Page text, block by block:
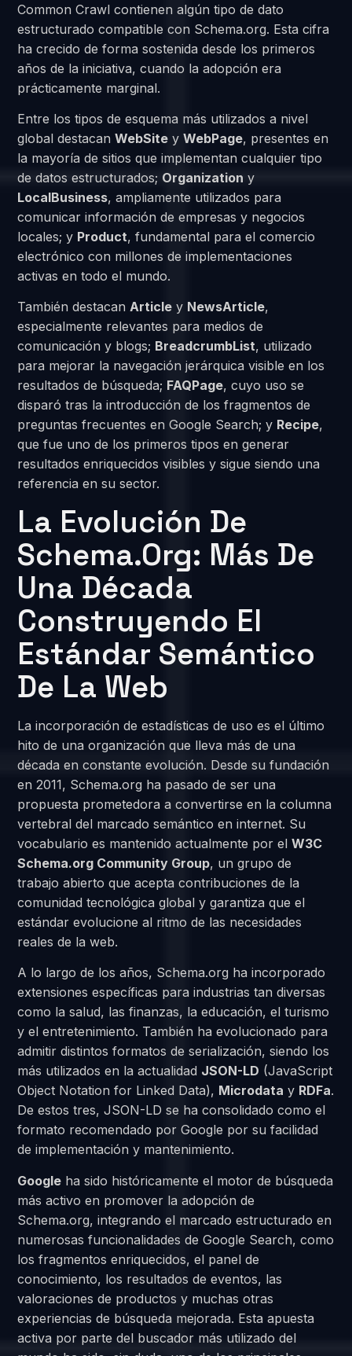
Common Crawl contienen algún tipo de dato
estructurado compatible con Schema.org. Esta cifra
ha crecido de forma sostenida desde los primeros
años de la iniciativa, cuando la adopción era
prácticamente marginal.
Entre los tipos de esquema más utilizados a nivel
global destacanWebSite yWebPage, presentes en
la mayoría de sitios que implementan cualquier tipo
de datos estructurados; Organization y
LocalBusiness, ampliamente utilizados para
comunicar información de empresas y negocios
locales; y Product, fundamental para el comercio
electrónico con millones de implementaciones
activas en todo el mundo.
También destacanArticle y NewsArticle,
especialmente relevantes para medios de
comunicación y blogs; BreadcrumbList, utilizado
para mejorar la navegación jerárquica visible en los
resultados de búsqueda; FAQPage, cuyo uso se
disparó tras la introducción de los fragmentos de
preguntas frecuentes en Google Search; y Recipe,
que fue uno de los primeros tipos en generar
resultados enriquecidos visibles y sigue siendo una
referencia en su sector.
La Evolución De
Schema.org: Más De
Una Década
Construyendo El
Estándar Semántico
De La Web
La incorporación de estadísticas de uso es el último
hito de una organización que lleva más de una
década en constante evolución. Desde su fundación
en 2011, Schema.org ha pasado de ser una
propuesta prometedora a convertirse en la columna
vertebral del marcado semántico en internet. Su
vocabulario es mantenido actualmente por elW3C
Schema.org Community Group, un grupo de
trabajo abierto que acepta contribuciones de la
comunidad tecnológica global y garantiza que el
estándar evolucione al ritmo de las necesidades
reales de la web.
A lo largo de los años, Schema.org ha incorporado
extensiones específicas para industrias tan diversas
como la salud, las finanzas, la educación, el turismo
y el entretenimiento. También ha evolucionado para
admitir distintos formatos de serialización, siendo los
más utilizados en la actualidad JSON-LD (JavaScript
Object Notation for Linked Data), Microdata y RDFa.
De estos tres, JSON-LD se ha consolidado como el
formato recomendado por Google por su facilidad
de implementación y mantenimiento.
Google ha sido históricamente el motor de búsqueda
más activo en promover la adopción de
Schema.org, integrando el marcado estructurado en
numerosas funcionalidades de Google Search, como
los fragmentos enriquecidos, el panel de
conocimiento, los resultados de eventos, las
valoraciones de productos y muchas otras
experiencias de búsqueda mejorada. Esta apuesta
activa por parte del buscador más utilizado del